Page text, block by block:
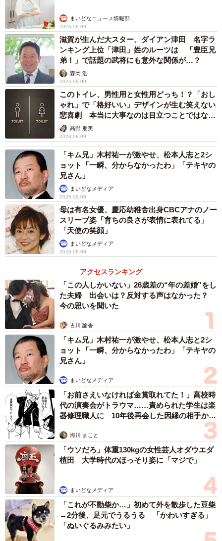
まいどなニュース情報部
2026.08.09
滋賀が生んだ大スター、ダイアン津田 名字ラ
ンキング上位「津田」姓のルーツは 「豊臣兄
弟！」で話題の武将にも意外な関係が…？
森岡 浩
2026.08.09
このトイレ、男性用と女性用どっち！？「おし
ゃれ」で「格好いい」デザインが生む笑えない
悲喜劇 本当に大事なのは目立つことではな
く…高野 朋美
2026.08.09
「キム兄」木村祐一が激やせ、松本人志と2シ
ョット「一瞬、分からなかったわ」「テキヤの
兄さん」
まいどなメディア
2026.08.09
母は有名女優、慶応幼稚舎出身CBCアナのノー
スリーブ姿「育ちの良さが表情に表れてる」
「天使の笑顔」
まいどなメディア
2026.08.09
アクセスランキング
「この人しかいない」26歳差の“年の差婚”をし
た夫婦 出会いは？反対する声はなかった？
今の思いを聞いた
古川 諭香
「キム兄」木村祐一が激やせ、松本人志と2シ
ョット「一瞬、分からなかったわ」「テキヤの
兄さん」
まいどなメディア
「お前さえいなければ金賞取れてた！」高校時
代の演奏会がトラウマ……責められた学生は楽
器修理職人に 10年後再会した因縁の相手から
海川 まこと
「ウソだろ」体重130kgの女性芸人オダウエダ
植田 大学時代のほっそり姿に「マジで」
まいどなメディア
「これが不動柴か…」初めて外を散歩した豆柴
→2分後、足元でうるうる 「かわいすぎる」
「ぬいぐるみみたい」